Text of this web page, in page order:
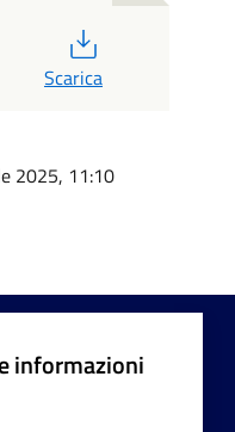
Scarica
2025, 11:10
informazioni